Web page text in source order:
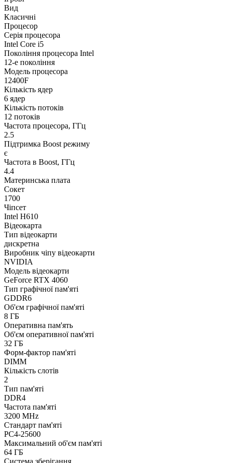
Вид
Класичні
Процесор
Серія процесора
Intel Core i5
Покоління процесора Intel
12-е покоління
Модель процесора
12400F
Кількість ядер
6 ядер
Кількість потоків
12 потоків
Частота процесора, ГГц
2.5
Підтримка Boost режиму
є
Частота в Boost, ГГц
4.4
Материнська плата
Сокет
1700
Чіпсет
Intel H610
Відеокарта
Тип відеокарти
дискретна
Виробник чіпу відеокарти
NVIDIA
Модель відеокарти
GeForce RTX 4060
Тип графічної пам'яті
GDDR6
Об'єм графічної пам'яті
8 ГБ
Оперативна пам'ять
Об'єм оперативної пам'яті
32 ГБ
Форм-фактор пам'яті
DIMM
Кількість слотів
2
Тип пам'яті
DDR4
Частота пам'яті
3200 MHz
Стандарт пам'яті
PC4-25600
Максимальний об'єм пам'яті
64 ГБ